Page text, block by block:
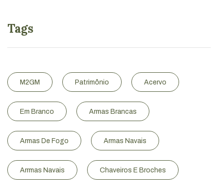
Tags
M2GM Patrimônio Acervo
Em Branco Armas Brancas
Armas De Fogo Armas Navais
Arrmas Navais Chaveiros E Broches